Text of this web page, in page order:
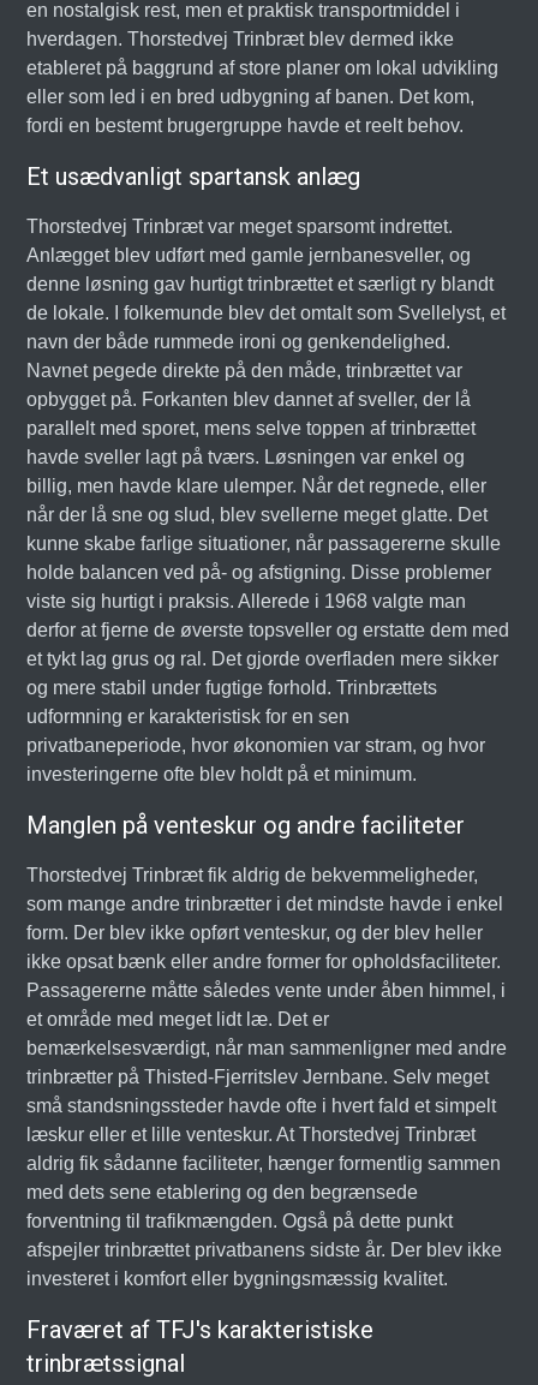
en nostalgisk rest, men et praktisk transportmiddel i
hverdagen. Thorstedvej Trinbræt blev dermed ikke
etableret på baggrund af store planer om lokal udvikling
eller som led i en bred udbygning af banen. Det kom,
fordi en bestemt brugergruppe havde et reelt behov.
Et usædvanligt spartansk anlæg
Thorstedvej Trinbræt var meget sparsomt indrettet.
Anlægget blev udført med gamle jernbanesveller, og
denne løsning gav hurtigt trinbrættet et særligt ry blandt
de lokale. I folkemunde blev det omtalt som Svellelyst, et
navn der både rummede ironi og genkendelighed.
Navnet pegede direkte på den måde, trinbrættet var
opbygget på. Forkanten blev dannet af sveller, der lå
parallelt med sporet, mens selve toppen af trinbrættet
havde sveller lagt på tværs. Løsningen var enkel og
billig, men havde klare ulemper. Når det regnede, eller
når der lå sne og slud, blev svellerne meget glatte. Det
kunne skabe farlige situationer, når passagererne skulle
holde balancen ved på- og afstigning. Disse problemer
viste sig hurtigt i praksis. Allerede i 1968 valgte man
derfor at fjerne de øverste topsveller og erstatte dem med
et tykt lag grus og ral. Det gjorde overfladen mere sikker
og mere stabil under fugtige forhold. Trinbrættets
udformning er karakteristisk for en sen
privatbaneperiode, hvor økonomien var stram, og hvor
investeringerne ofte blev holdt på et minimum.
Manglen på venteskur og andre faciliteter
Thorstedvej Trinbræt fik aldrig de bekvemmeligheder,
som mange andre trinbrætter i det mindste havde i enkel
form. Der blev ikke opført venteskur, og der blev heller
ikke opsat bænk eller andre former for opholdsfaciliteter.
Passagererne måtte således vente under åben himmel, i
et område med meget lidt læ. Det er
bemærkelsesværdigt, når man sammenligner med andre
trinbrætter på Thisted-Fjerritslev Jernbane. Selv meget
små standsningssteder havde ofte i hvert fald et simpelt
læskur eller et lille venteskur. At Thorstedvej Trinbræt
aldrig fik sådanne faciliteter, hænger formentlig sammen
med dets sene etablering og den begrænsede
forventning til trafikmængden. Også på dette punkt
afspejler trinbrættet privatbanens sidste år. Der blev ikke
investeret i komfort eller bygningsmæssig kvalitet.
Fraværet af TFJ's karakteristiske
trinbrætssignal